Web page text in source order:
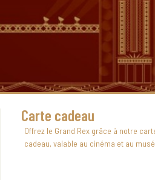
Carte cadeau
Offrez le Grand Rex grâce à notre